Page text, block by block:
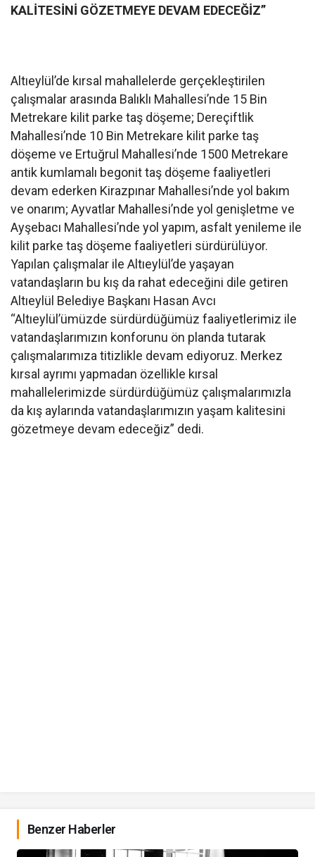
KALİTESİNİ GÖZETMEYE DEVAM EDECEĞİZ”
Altıeylül’de kırsal mahallelerde gerçekleştirilen
çalışmalar arasında Balıklı Mahallesi’nde 15 Bin
Metrekare kilit parke taş döşeme; Dereçiftlik
Mahallesi’nde 10 Bin Metrekare kilit parke taş
döşeme ve Ertuğrul Mahallesi’nde 1500 Metrekare
antik kumlamalı begonit taş döşeme faaliyetleri
devam ederken Kirazpınar Mahallesi’nde yol bakım
ve onarım; Ayvatlar Mahallesi’nde yol genişletme ve
Ayşebacı Mahallesi’nde yol yapım, asfalt yenileme ile
kilit parke taş döşeme faaliyetleri sürdürülüyor.
Yapılan çalışmalar ile Altıeylül’de yaşayan
vatandaşların bu kış da rahat edeceğini dile getiren
Altıeylül Belediye Başkanı Hasan Avcı
“Altıeylül’ümüzde sürdürdüğümüz faaliyetlerimiz ile
vatandaşlarımızın konforunu ön planda tutarak
çalışmalarımıza titizlikle devam ediyoruz. Merkez
kırsal ayrımı yapmadan özellikle kırsal
mahallelerimizde sürdürdüğümüz çalışmalarımızla
da kış aylarında vatandaşlarımızın yaşam kalitesini
gözetmeye devam edeceğiz” dedi.
Benzer Haberler